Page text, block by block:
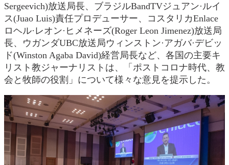
Sergeevich)放送局長、ブラジルBandTVジュアン·ルイ
ス(Juao Luis)責任プロデューサー、コスタリカEnlace
ロヘル·レオン·ヒメネーズ(Roger Leon Jimenez)放送局
長、ウガンダUBC放送局ウィンストン·アガバ·デビッ
ド(Winston Agaba David)経営局長など、各国の主要キ
リスト教ジャーナリストは、「ポストコロナ時代、教
会と牧師の役割」について様々な意見を提示した。